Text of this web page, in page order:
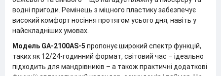
водні пригоди. Ремінець з міцного пластику забезпечує
високий комфорт носіння протягом усього дня, навіть у
найскладніших умовах.
Модель GA-2100AS-5 пропонує широкий спектр функцій,
таких як 12/24-годинний формат, світовий час – ідеально
підходить для мандрівників – а також практичні додаткові